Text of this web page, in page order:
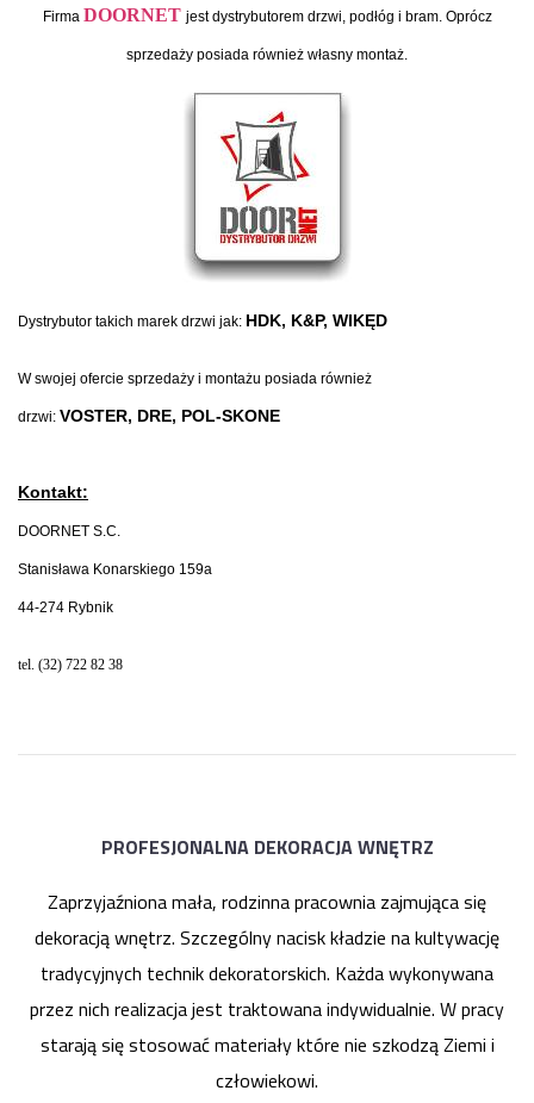
Firma DOORNET jest dystrybutorem drzwi, podłóg i bram. Oprócz
sprzedaży posiada również własny montaż.
Dystrybutor takich marek drzwi jak: HDK, K&P, WIKĘD
W swojej ofercie sprzedaży i montażu posiada również
drzwi: VOSTER, DRE, POL-SKONE
Kontakt:
DOORNET S.C.
Stanisława Konarskiego 159a
44-274 Rybnik
tel. (32) 722 82 38
PROFESJONALNA DEKORACJA WNĘTRZ
Zaprzyjaźniona mała, rodzinna pracownia zajmująca się
dekoracją wnętrz. Szczególny nacisk kładzie na kultywację
tradycyjnych technik dekoratorskich. Każda wykonywana
przez nich realizacja jest traktowana indywidualnie. W pracy
starają się stosować materiały które nie szkodzą Ziemi i
człowiekowi.